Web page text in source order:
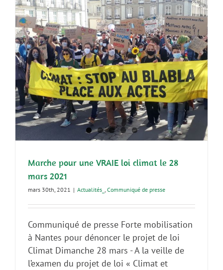
Marche pour une VRAIE loi climat le 28
mars 2021
mars 30th, 2021 | Actualités_ , Communiqué de presse
Communiqué de presse Forte mobilisation
à Nantes pour dénoncer le projet de loi
Climat Dimanche 28 mars - A la veille de
l’examen du projet de loi « Climat et